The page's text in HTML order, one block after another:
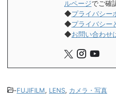
ルページでご確
◆プライバシー
◆プライバシー
◆お問い合わせ
-FUJIFILM, LENS, カメラ・写真